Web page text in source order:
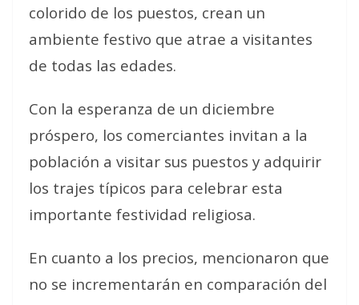
colorido de los puestos, crean un
ambiente festivo que atrae a visitantes
de todas las edades.
Con la esperanza de un diciembre
próspero, los comerciantes invitan a la
población a visitar sus puestos y adquirir
los trajes típicos para celebrar esta
importante festividad religiosa.
En cuanto a los precios, mencionaron que
no se incrementarán en comparación del